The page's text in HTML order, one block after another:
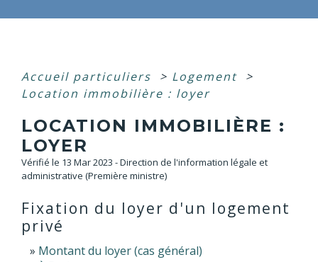
Accueil particuliers > Logement >
Location immobilière : loyer
LOCATION IMMOBILIÈRE :
LOYER
Vérifié le 13 Mar 2023 - Direction de l'information légale et
administrative (Première ministre)
Fixation du loyer d'un logement
privé
Montant du loyer (cas général)